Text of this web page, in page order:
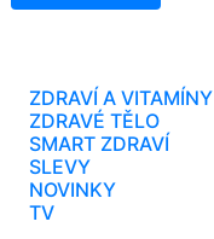
ZDRAVÍ A VITAMÍNY
ZDRAVÉ TĚLO
SMART ZDRAVÍ
SLEVY
NOVINKY
TV